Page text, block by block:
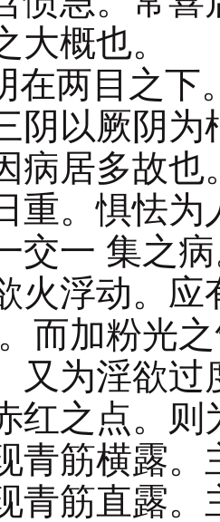
大概也。
在两目之下
阴以厥阴
病居多故
重。惧怯
交一 集之
火浮动。
而加粉光
又为淫欲
红之点。
青筋横露
青筋直露